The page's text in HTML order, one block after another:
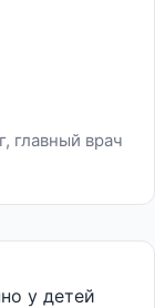
главный врач
у детей